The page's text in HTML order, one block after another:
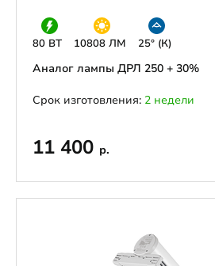
80 ВТ 10808 ЛМ 25° (К)
Аналог лампы ДРЛ 250 + 30%
Срок изготовления: 2 недели
11 400 р.